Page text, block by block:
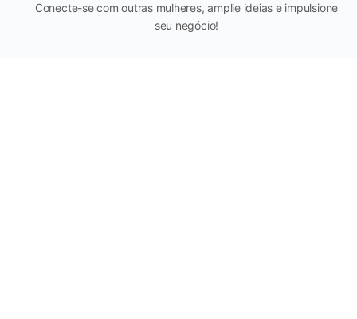
Conecte-se com outras mulheres, amplie ideias e impulsione
seu negócio!